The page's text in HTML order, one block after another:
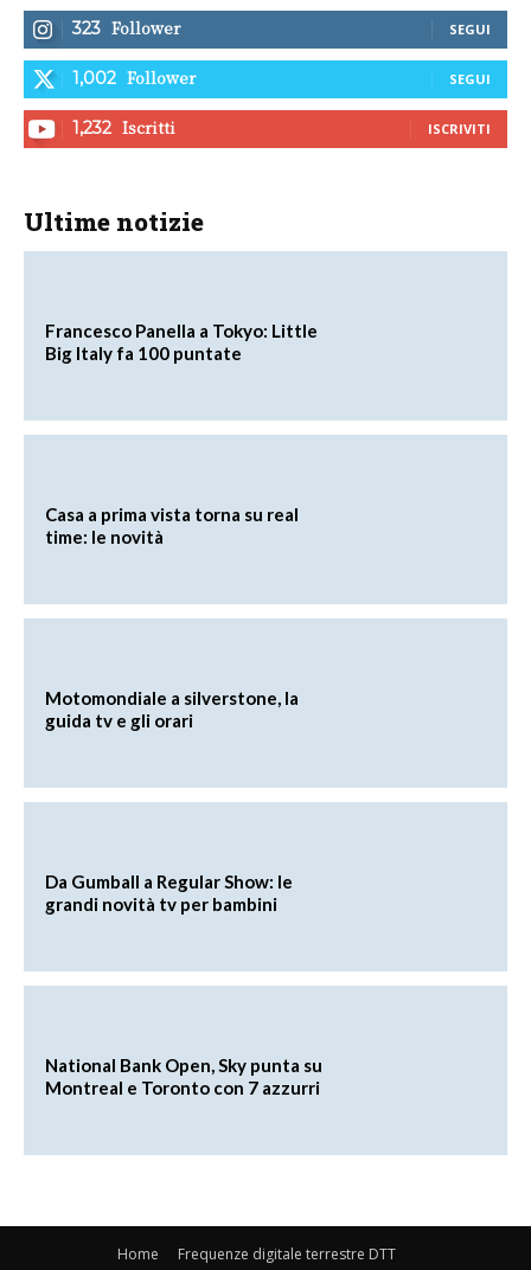
323 Follower SEGUI
1,002 Follower SEGUI
1,232 Iscritti ISCRIVITI
Ultime notizie
Francesco Panella a Tokyo: Little
Big Italy fa 100 puntate
Casa a prima vista torna su real
time: le novità
Motomondiale a silverstone, la
guida tv e gli orari
Da Gumball a Regular Show: le
grandi novità tv per bambini
National Bank Open, Sky punta su
Montreal e Toronto con 7 azzurri
Home
Frequenze digitale terrestre DTT